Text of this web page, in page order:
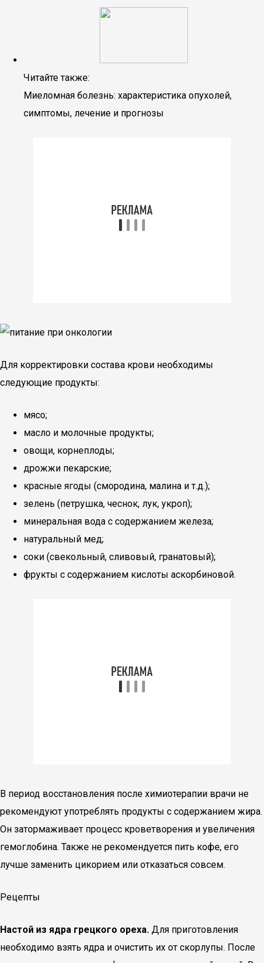
Читайте также:
Миеломная болезнь: характеристика опухолей,
симптомы, лечение и прогнозы
Для корректировки состава крови необходимы
следующие продукты:
мясо;
масло и молочные продукты;
овощи, корнеплоды;
дрожжи пекарские;
красные ягоды (смородина, малина и т.д.);
зелень (петрушка, чеснок, лук, укроп);
минеральная вода с содержанием железа;
натуральный мед;
соки (свекольный, сливовый, гранатовый);
фрукты с содержанием кислоты аскорбиновой.
В период восстановления после химиотерапии врачи не
рекомендуют употреблять продукты с содержанием жира.
Он затормаживает процесс кроветворения и увеличения
гемоглобина. Также не рекомендуется пить кофе, его
лучше заменить цикорием или отказаться совсем.
Рецепты
Настой из ядра грецкого ореха. Для приготовления
необходимо взять ядра и очистить их от скорлупы. После